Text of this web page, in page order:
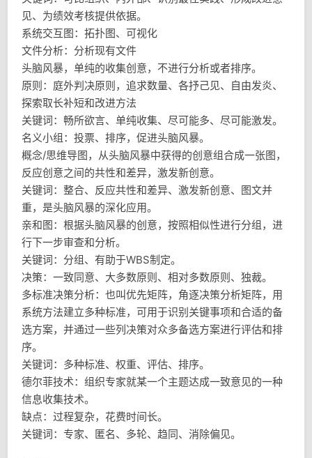
见、为绩效考核提供依据。
系统交互图：拓扑图、可视化
文件分析：分析现有文件
头脑风暴，单纯的收集创意，不进行分析或者排序。
原则：庭外判决原则，追求数量、各抒己见、自由发炎、
探索取长补短和改进方法
关键词：畅所欲言、单纯收集、尽可能多、尽可能激发。
名义小组：投票、排序，促进头脑风暴。
概念/思维导图，从头脑风暴中获得的创意组合成一张图，
反应创意之间的共性和差异，激发新创意。
关键词：整合、反应共性和差异、激发新创意、图文并
重，是头脑风暴的深化应用。
亲和图：根据头脑风暴的创意，按照相似性进行分组，进
行下一步审查和分析。
关键词：分组、有助于WBS制定。
决策：一致同意、大多数原则、相对多数原则、独裁。
多标准决策分析：也叫优先矩阵，角逐决策分析矩阵，用
系统方法建立多种标准，可用于识别关键事项和合适的备
选方案，并通过一些列决策对众多备选方案进行评估和排
序。
关键词：多种标准、权重、评估、排序。
德尔菲技术：组织专家就某一个主题达成一致意见的一种
信息收集技术。
缺点：过程复杂，花费时间长。
关键词：专家、匿名、多轮、趋同、消除偏见。